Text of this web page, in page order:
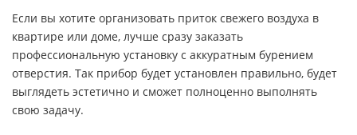
Если вы хотите организовать приток свежего воздуха в
квартире или доме, лучше сразу заказать
профессиональную установку с аккуратным бурением
отверстия. Так прибор будет установлен правильно, будет
выглядеть эстетично и сможет полноценно выполнять
свою задачу.